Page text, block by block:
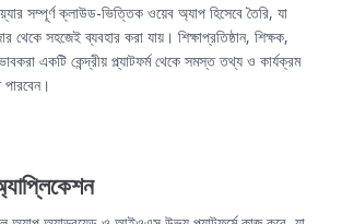
সম্পূর্ণ ক্লাউড-ভিত্তিক ওয়েব অ্যাপ হিসেবে তৈরি, যা
থেকে সহজেই ব্যবহার করা যায়। শিক্ষাপ্রতিষ্ঠান, শিক্ষক,
একটি কেন্দ্রীয় প্ল্যাটফর্ম থেকে সমস্ত তথ্য ও কার্যক্রম
পারবেন।